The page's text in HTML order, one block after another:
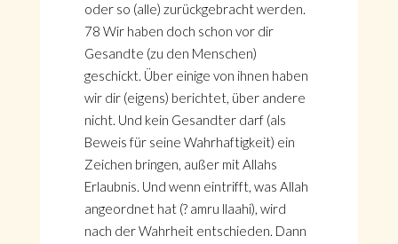
oder so (alle) zurückgebracht werden.
78 Wir haben doch schon vor dir
Gesandte (zu den Menschen)
geschickt. Über einige von ihnen haben
wir dir (eigens) berichtet, über andere
nicht. Und kein Gesandter darf (als
Beweis für seine Wahrhaftigkeit) ein
Zeichen bringen, außer mit Allahs
Erlaubnis. Und wenn eintrifft, was Allah
angeordnet hat (? amru llaahi), wird
nach der Wahrheit entschieden. Dann